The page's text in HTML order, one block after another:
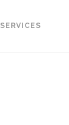
SERVICES